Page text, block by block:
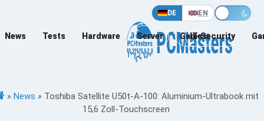
DE EN
News Tests Hardware Server Games
IT-Security
» News » Toshiba Satellite U50t-A-100: Aluminium-Ultrabook mit
15,6 Zoll-Touchscreen